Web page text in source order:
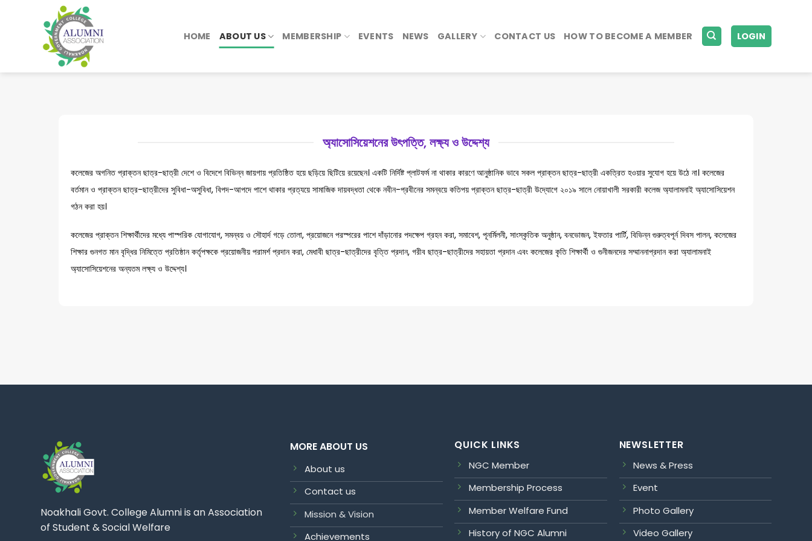
HOME ABOUT US MEMBERSHIP EVENTS NEWS GALLERY CONTACT US HOW TO BECOME A MEMBER LOGIN
অ্যাসোসিয়েশনের উৎপত্তি, লক্ষ্য ও উদ্দেশ্য
কলেজের অগনিত প্রাক্তন ছাত্র-ছাত্রী দেশে ও বিদেশে বিভিন্ন জায়গায় প্রতিষ্ঠিত হয়ে ছড়িয়ে ছিটিয়ে রয়েছেন। একটি নির্দিষ্ট প্লাটফর্ম না থাকার কারণে আনুষ্ঠানিক ভাবে সকল প্রাক্তন ছাত্র-ছাত্রী একত্রিত হওয়ার সুযোগ হয়ে উঠে না। কলেজের
বর্তমান ও প্রাক্তন ছাত্র-ছাত্রীদের সুবিধা-অসুবিধা, বিপদ-আপদে পাশে থাকার প্রত্যয়ে সামাজিক দায়বদ্ধতা থেকে নবীন-প্রবীনের সমন্বয়ে কতিপয় প্রাক্তন ছাত্র-ছাত্রী উদ্যোগে ২০১৯ সালে নোয়াখালী সরকারী কলেজ অ্যালামনাই অ্যাসোসিয়েশন
গঠন করা হয়।
কলেজের প্রাক্তন শিক্ষার্থীদের মধ্যে পাস্পরিক যোগাযোগ, সমন্বয় ও সৌহার্দ গড়ে তোলা, প্রয়োজনে পরস্পরের পাশে দাঁড়ানোর পদক্ষেপ গ্রহন করা, সমাবেশ, পূনর্মিলনী, সাংস্কৃতিক অনুষ্ঠান, বনভোজন, ইফতার পার্টি, বিভিন্ন গুরুত্বপূর্ন দিবস পালন, কলেজের
শিক্ষার গুনগত মান বৃদ্ধির নিমিত্তে প্রতিষ্ঠান কর্তৃপক্ষকে প্রয়োজনীয় পরামর্শ প্রদান করা, মেধাবী ছাত্র-ছাত্রীদের বৃত্তি প্রদান, গরীব ছাত্র-ছাত্রীদের সহায়তা প্রদান এবং কলেজের কৃতি শিক্ষার্থী ও গুনীজনদের সম্মাননাপ্রদান করা অ্যালামনাই
অ্যাসোসিয়েশনের অন্যতম লক্ষ্য ও উদ্দেশ্য।
Noakhali Govt. College Alumni is an Association
of Student & Social Welfare
MORE ABOUT US
About us
Contact us
Mission & Vision
Achievements
QUICK LINKS
NGC Member
Membership Process
Member Welfare Fund
History of NGC Alumni
NEWSLETTER
News & Press
Event
Photo Gallery
Video Gallery